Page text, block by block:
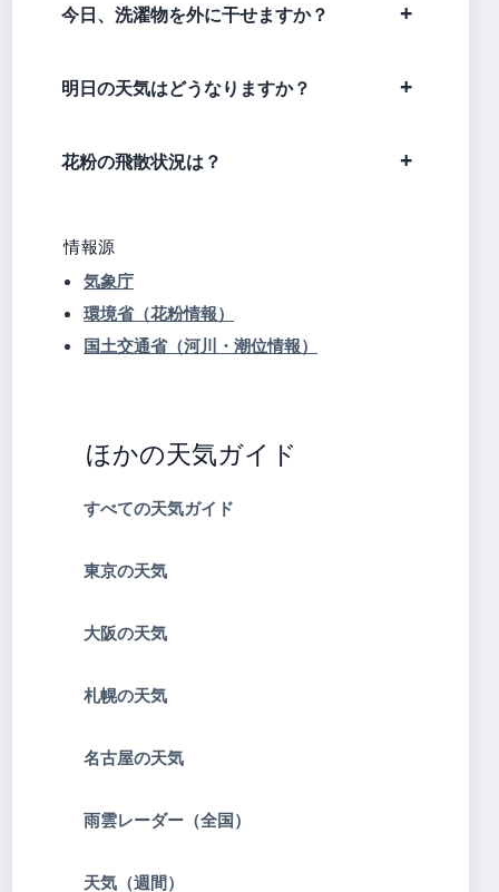
今日、洗濯物を外に干せますか？
明日の天気はどうなりますか？
花粉の飛散状況は？
情報源
気象庁
環境省（花粉情報）
国土交通省（河川・潮位情報）
ほかの天気ガイド
すべての天気ガイド
東京の天気
大阪の天気
札幌の天気
名古屋の天気
雨雲レーダー（全国）
天気（週間）